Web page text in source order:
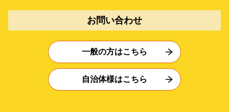
お問い合わせ
一般の方はこちら
自治体様はこちら